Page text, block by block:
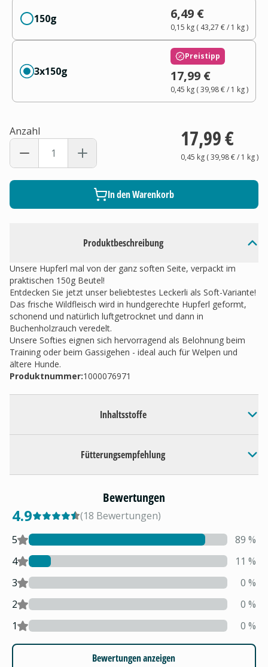
Produktbeschreibung
Unsere Hupferl mal von der ganz soften Seite, verpackt im
praktischen 150g Beutel!
Entdecken Sie jetzt unser beliebtestes Leckerli als Soft-Variante!
Das frische Wildfleisch wird in hundgerechte Hupferl geformt,
schonend und natürlich luftgetrocknet und dann in
Buchenholzrauch veredelt.
Unsere Softies eignen sich hervorragend als Belohnung beim
Training oder beim Gassigehen - ideal auch für Welpen und
ältere Hunde.
Produktnummer:1000076971
Inhaltsstoffe
Fütterungsempfehlung
150g 6,49 €
0,15 kg( 43,27 €/ 1 kg)
3x150g
Preistipp
17,99 €
0,45 kg(39,98 €/ 1 kg)
Anzahl 17,99 €
0,45 kg(39,98 €/ 1 kg)
In den Warenkorb
Bewertungen
4.9 (18 Bewertungen)
5
89 %
4
11 %
3
0 %
2
0 %
1
0 %
Bewertungen anzeigen